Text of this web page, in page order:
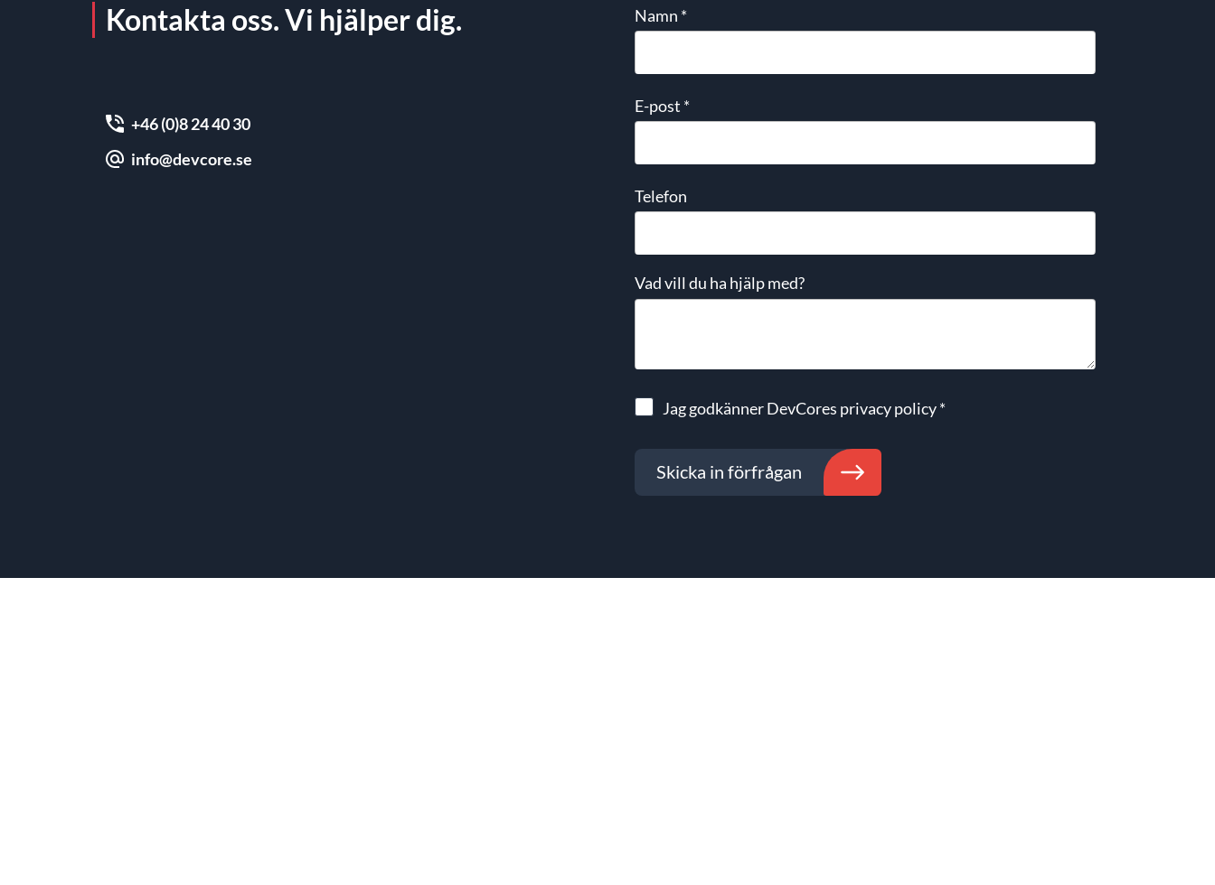
Kontakta oss. Vi hjälper dig.
+46 (0)8 24 40 30
info@devcore.se
Namn *
E-post *
Telefon
Vad vill du ha hjälp med?
Jag godkänner DevCores privacy policy*
Skicka in förfrågan